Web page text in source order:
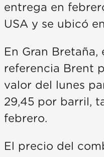
entrega en
USA y se ubicó
En Gran
referencia Brent
valor del lunes
29,45 por barril,
febrero.
El precio del